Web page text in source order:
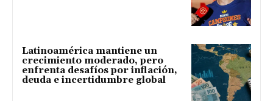
Latinoamérica mantiene un
crecimiento moderado, pero
enfrenta desafíos por inflación,
deuda e incertidumbre global